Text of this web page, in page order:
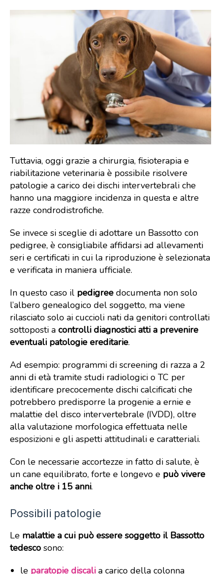
Tuttavia, oggi grazie a chirurgia, fisioterapia e
riabilitazione veterinaria è possibile risolvere
patologie a carico dei dischi intervertebrali che
hanno una maggiore incidenza in questa e altre
razze condrodistrofiche.
Se invece si sceglie di adottare un Bassotto con
pedigree, è consigliabile affidarsi ad allevamenti
seri e certificati in cui la riproduzione è selezionata
e verificata in maniera ufficiale.
In questo caso il pedigree documenta non solo
l’albero genealogico del soggetto, ma viene
rilasciato solo ai cuccioli nati da genitori controllati
sottoposti a controlli diagnostici atti a prevenire
eventuali patologie ereditarie.
Ad esempio: programmi di screening di razza a 2
anni di età tramite studi radiologici o TC per
identificare precocemente dischi calcificati che
potrebbero predisporre la progenie a ernie e
malattie del disco intervertebrale (IVDD), oltre
alla valutazione morfologica effettuata nelle
esposizioni e gli aspetti attitudinali e caratteriali.
Con le necessarie accortezze in fatto di salute, è
un cane equilibrato, forte e longevo e può vivere
anche oltre i 15 anni.
Possibili patologie
Le malattie a cui può essere soggetto il Bassotto
tedesco sono:
le paratopie discali a carico della colonna